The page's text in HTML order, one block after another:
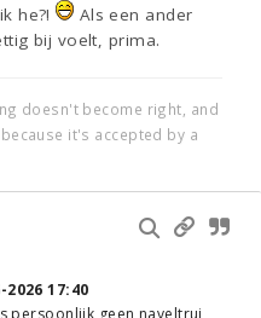
he?!
Als een ander
bij voelt, prima.
doesn't become right, and
it's accepted by a
2026 17:40